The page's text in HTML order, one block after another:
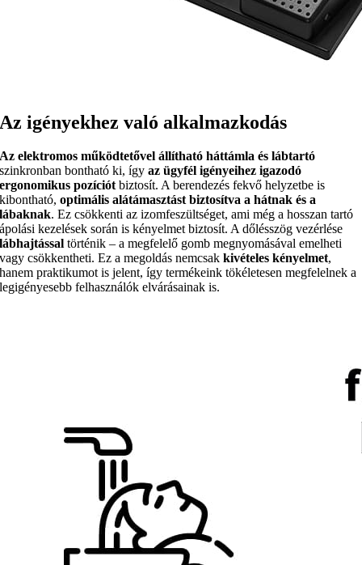
Az igényekhez való alkalmazkodás
Az elektromos működtetővel állítható háttámla és lábtartó
szinkronban bontható ki, ígyaz ügyfél igényeihez igazodó
ergonomikus pozíciótbiztosít. A berendezés fekvő helyzetbe is
kibontható,optimális alátámasztást biztosítva a hátnak és a
lábaknak. Ez csökkenti az izomfeszültséget, ami még a hosszan tartó
ápolási kezelések során is kényelmet biztosít. A dőlésszög vezérlése
lábhajtással történik – a megfelelő gomb megnyomásával emelheti
vagy csökkentheti. Ez a megoldás nemcsakkivételes kényelmet,
hanem praktikumot is jelent, így termékeink tökéletesen megfelelnek a
legigényesebb felhasználók elvárásainak is.